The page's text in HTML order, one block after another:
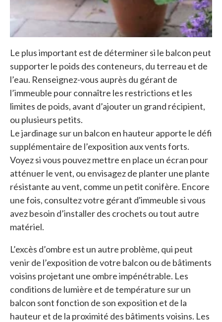
Le plus important est de déterminer si le balcon peut
supporter le poids des conteneurs, du terreau et de
l’eau. Renseignez-vous auprès du gérant de
l’immeuble pour connaître les restrictions et les
limites de poids, avant d’ajouter un grand récipient,
ou plusieurs petits.
Le jardinage sur un balcon en hauteur apporte le défi
supplémentaire de l’exposition aux vents forts.
Voyez si vous pouvez mettre en place un écran pour
atténuer le vent, ou envisagez de planter une plante
résistante au vent, comme un petit conifère. Encore
une fois, consultez votre gérant d'immeuble si vous
avez besoin d’installer des crochets ou tout autre
matériel.
L’excès d’ombre est un autre problème, qui peut
venir de l’exposition de votre balcon ou de bâtiments
voisins projetant une ombre impénétrable. Les
conditions de lumière et de température sur un
balcon sont fonction de son exposition et de la
hauteur et de la proximité des bâtiments voisins. Les